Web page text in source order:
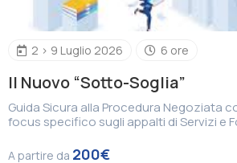
2 > 9 Luglio 2026 6 ore
Il Nuovo “Sotto-Soglia”
Guida Sicura alla Procedura Negoziata
focus specifico sugli appalti di Servizi e
A partire da 200€